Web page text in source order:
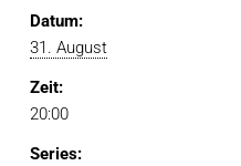
Datum:
31. August
Zeit:
20:00
Series: